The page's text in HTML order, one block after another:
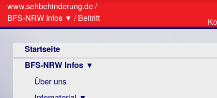
Sie
sind
hier
www.sehbehinderung.de/
BFS-NRW Infos ▼ /Beitritt
Startseite
BFS-NRW Infos ▼
Über uns